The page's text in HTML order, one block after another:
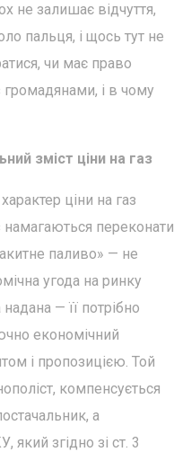
не залишає відчуття,
пальця, і щось тут не
чи має право
і в чому
зміст ціни на газ
ціни на газ
намагаються переконати
паливо» — не
угода на ринку
— її потрібно
економічний
і пропозицією. Той
компенсується
а
згідно зі ст. 3